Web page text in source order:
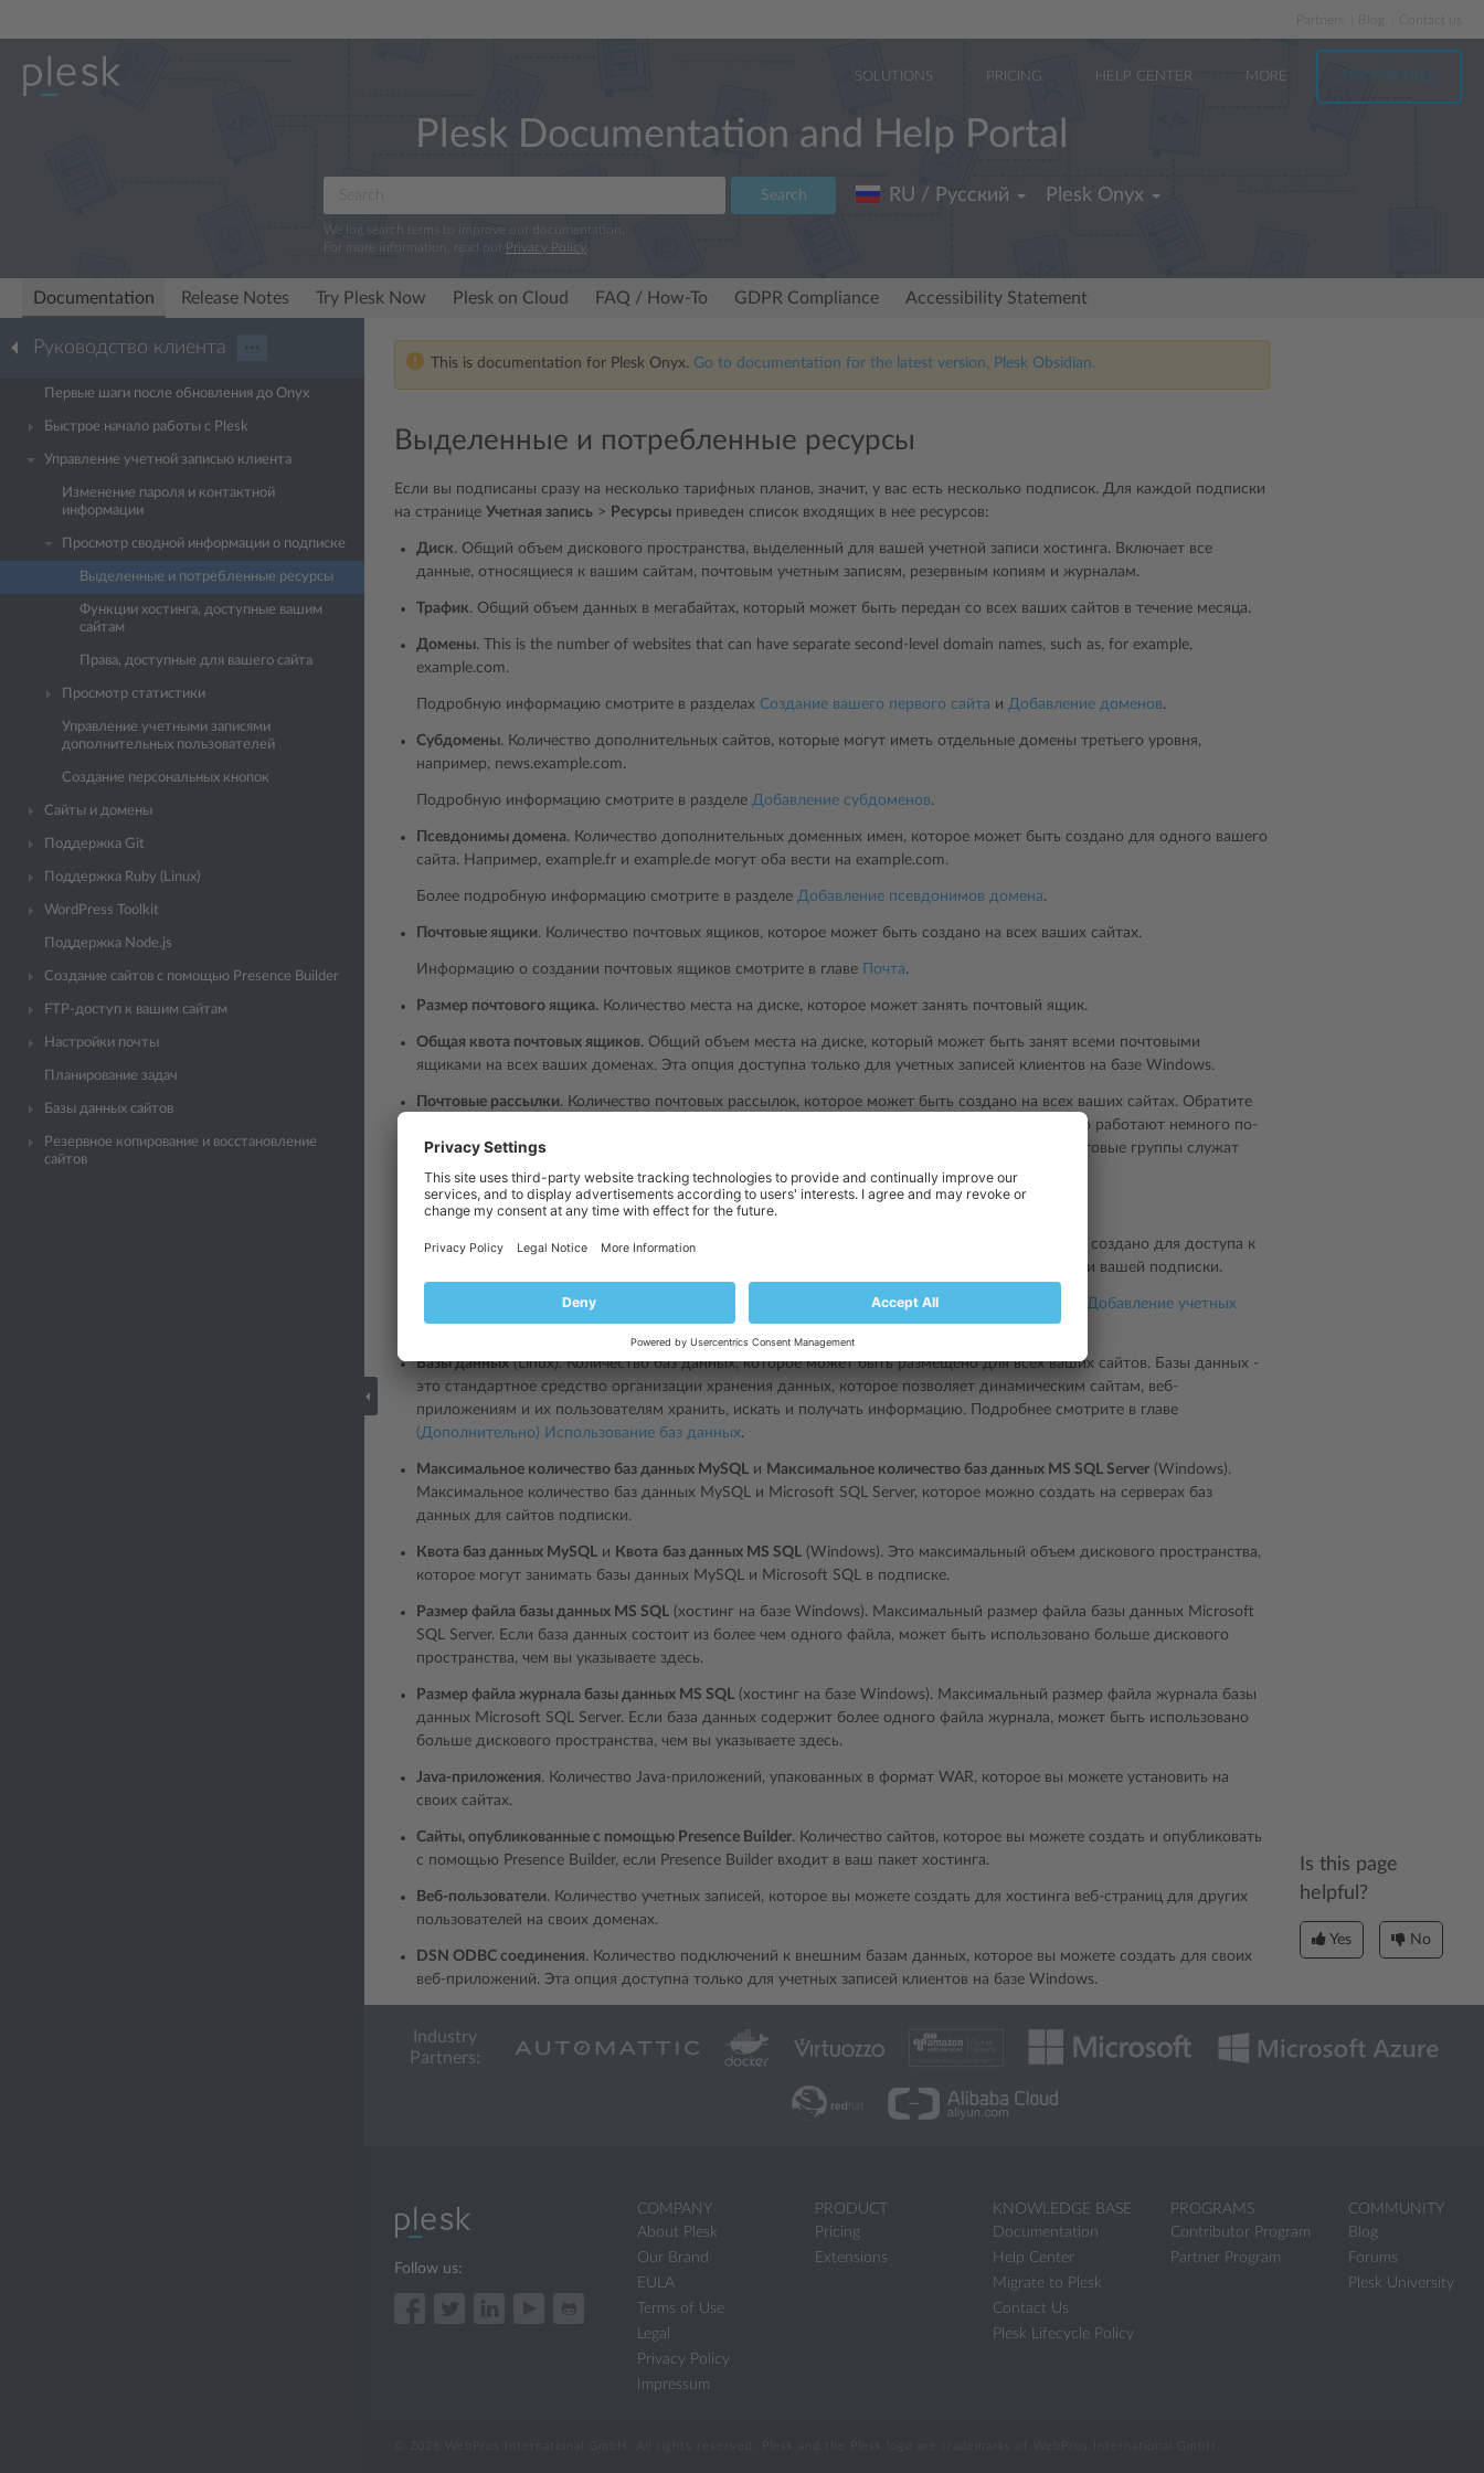
Partners
SOLUTIONS PRICING HELP CENTER MORE TRY FOR FREE
Plesk Documentation and Help Portal
Search
We log search terms to improve our documentation.
For more information, read our Privacy Policy
RU / Русский Plesk Onyx
Documentation Release Notes Try Plesk Now Plesk on Cloud FAQ / How-To GDPR Compliance Accessibility Statement
Руководство клиента ···
Первые шаги после обновления до Onyx
Быстрое начало работы с Plesk
Управление учетной записью клиента
Изменение пароля и контактной
информации
Просмотр сводной информации о подписке
Выделенные и потребленные ресурсы
Функции хостинга, доступные вашим
сайтам
Права, доступные для вашего сайта
Просмотр статистики
Управление учетными записями
дополнительных пользователей
Создание персональных кнопок
Сайты и домены
Поддержка Git
Поддержка Ruby (Linux)
WordPress Toolkit
Поддержка Node.js
Создание сайтов с помощью Presence Builder
FTP-доступ к вашим сайтам
Настройки почты
Планирование задач
Базы данных сайтов
Резервное копирование и восстановление
сайтов
This is documentation for Plesk Onyx. Go to documentation for the latest version, Plesk Obsidian.
Выделенные и потребленные ресурсы
Если вы подписаны сразу на несколько тарифных планов, значит, у вас есть несколько подписок. Для каждой подписки
на странице Учетная запись > Ресурсы приведен список входящих в нее ресурсов:
Диск. Общий объем дискового пространства, выделенный для вашей учетной записи хостинга. Включает все
данные, относящиеся к вашим сайтам, почтовым учетным записям, резервным копиям и журналам.
Трафик. Общий объем данных в мегабайтах, который может быть передан со всех ваших сайтов в течение месяца.
Домены. This is the number of websites that can have separate second-level domain names, such as, for example,
example.com.
Подробную информацию смотрите в разделах Создание вашего первого сайта и Добавление доменов.
Субдомены. Количество дополнительных сайтов, которые могут иметь отдельные домены третьего уровня,
например, news.example.com.
Подробную информацию смотрите в разделе Добавление субдоменов.
Псевдонимы домена. Количество дополнительных доменных имен, которое может быть создано для одного вашего
сайта. Например, example.fr и example.de могут оба вести на example.com.
Более подробную информацию смотрите в разделе Добавление псевдонимов домена.
Почтовые ящики. Количество почтовых ящиков, которое может быть создано на всех ваших сайтах.
Информацию о создании почтовых ящиков смотрите в главе Почта.
Размер почтового ящика. Количество места на диске, которое может занять почтовый ящик.
Общая квота почтовых ящиков. Общий объем места на диске, который может быть занят всеми почтовыми
ящиками на всех ваших доменах. Эта опция доступна только для учетных записей клиентов на базе Windows.
Почтовые рассылки. Количество почтовых рассылок, которое может быть создано на всех ваших сайтах. Обратите
внимание, что есть почтовые рассылки, и есть почтовые группы - они служат одной цели, но работают немного по-
разному. Почтовые рассылки поддерживают архивацию и премодерацию сообщений, а почтовые группы служат
только для отправки одного сообщения сразу нескольким адресатам.
Подробную информацию смотрите в разделеИспользование рассылок
Дополнительные учетные записи FTP.Количество учетных записей FTP, которое может быть создано для доступа к
подписке в дополнение к основной учетной записи FTP, которая была создана при активации вашей подписки.
Более подробную информацию смотрите в разделах Изменение параметров FTP-доступа
Добавление учетных
записей FTP.
Базы данных(Linux). Количество баз данных, которое может быть размещено для всех ваших сайтов. Базы данных -
это стандартное средство организации хранения данных, которое позволяет динамическим сайтам, веб-
приложениям и их пользователям хранить, искать и получать информацию. Подробнее смотрите в главе
(Дополнительно) Использование баз данных.
Максимальное количество баз данных MySQL и Максимальное количество баз данных MS SQL Server (Windows).
Максимальное количество баз данных MySQL и Microsoft SQL Server, которое можно создать на серверах баз
данных для сайтов подписки.
Квота баз данных MySQL и Квота баз данных MS SQL (Windows). Это максимальный объем дискового пространства,
которое могут занимать базы данных MySQL и Microsoft SQL в подписке.
Размер файла базы данных MS SQL (хостинг на базе Windows). Максимальный размер файла базы данных Microsoft
SQL Server. Если база данных состоит из более чем одного файла, может быть использовано больше дискового
пространства, чем вы указываете здесь.
Размер файла журнала базы данных MS SQL (хостинг на базе Windows). Максимальный размер файла журнала базы
данных Microsoft SQL Server. Если база данных содержит более одного файла журнала, может быть использовано
больше дискового пространства, чем вы указываете здесь.
Java-приложения. Количество Java-приложений, упакованных в формат WAR, которое вы можете установить на
своих сайтах.
Сайты, опубликованные с помощью Presence Builder. Количество сайтов, которое вы можете создать и опубликовать
с помощью Presence Builder, если Presence Builder входит в ваш пакет хостинга.
Веб-пользователи. Количество учетных записей, которое вы можете создать для хостинга веб-страниц для других
пользователей на своих доменах.
DSN ODBC соединения. Количество подключений к внешним базам данных, которое вы можете создать для своих
веб-приложений. Эта опция доступна только для учетных записей клиентов на базе Windows.
Is this page
helpful?
Yes No
Industry
Partners:
Follow us:
COMPANY
About Plesk
Our Brand
EULA
Terms of Use
Legal
Privacy Policy
Impressum
PRODUCT
Pricing
Extensions
KNOWLEDGE BASE
Documentation
Help Center
Migrate to Plesk
Contact Us
Plesk Lifecycle Policy
PROGRAMS
Contributor Program
Partner Program
COMMUNITY
Blog
Forums
Plesk University